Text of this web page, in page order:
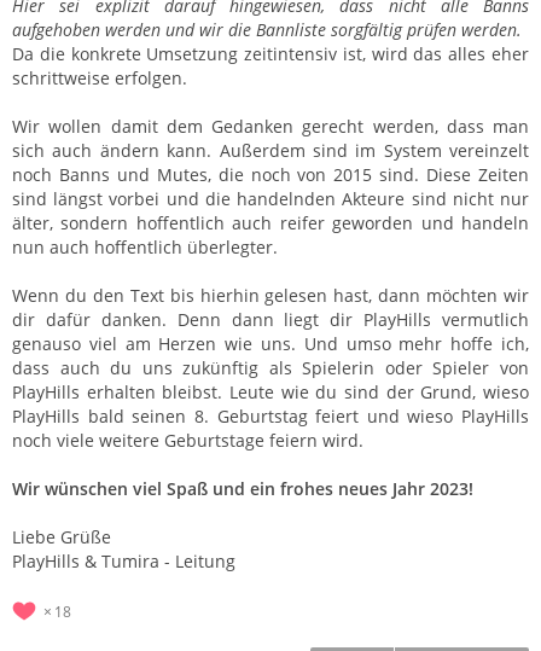
Hier sei explizit darauf hingewiesen, dass nicht alle Banns
aufgehoben werden und wir die Bannliste sorgfältig prüfen werden.
Da die konkrete Umsetzung zeitintensiv ist, wird das alles eher
schrittweise erfolgen.
Wir wollen damit dem Gedanken gerecht werden, dass man
sich auch ändern kann. Außerdem sind im System vereinzelt
noch Banns und Mutes, die noch von 2015 sind. Diese Zeiten
sind längst vorbei und die handelnden Akteure sind nicht nur
älter, sondern hoffentlich auch reifer geworden und handeln
nun auch hoffentlich überlegter.
Wenn du den Text bis hierhin gelesen hast, dann möchten wir
dir dafür danken. Denn dann liegt dir PlayHills vermutlich
genauso viel am Herzen wie uns. Und umso mehr hoffe ich,
dass auch du uns zukünftig als Spielerin oder Spieler von
PlayHills erhalten bleibst. Leute wie du sind der Grund, wieso
PlayHills bald seinen 8. Geburtstag feiert und wieso PlayHills
noch viele weitere Geburtstage feiern wird.
Wir wünschen viel Spaß und ein frohes neues Jahr 2023!
Liebe Grüße
PlayHills & Tumira - Leitung
18